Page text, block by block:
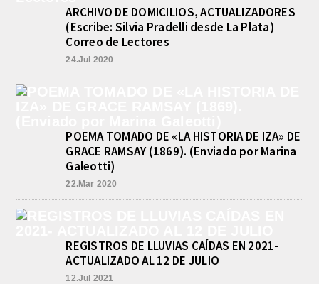
aprobó formalmente la rendición de cuentas
correspondiente al Ejercicio 2024,...
ARCHIVO DE DOMICILIOS, ACTUALIZADORES
(Escribe: Silvia Pradelli desde La Plata)
Correo de Lectores
24.Jul 2020
POEMA TOMADO DE «LA HISTORIA DE IZA» DE
GRACE RAMSAY (1869). (Enviado por Marina
Galeotti)
22.Mar 2020
REGISTROS DE LLUVIAS CAÍDAS EN 2021-
ACTUALIZADO AL 12 DE JULIO
12.Jul 2021